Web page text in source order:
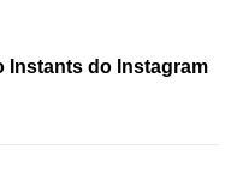
Instants do Instagram